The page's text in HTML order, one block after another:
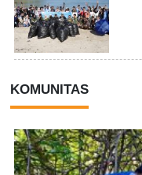
KOMUNITAS